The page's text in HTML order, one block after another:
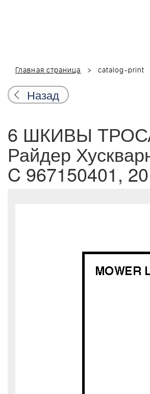
Главная страница catalog-print
Назад
6 ШКИВЫ
Райдер
C 967150401,